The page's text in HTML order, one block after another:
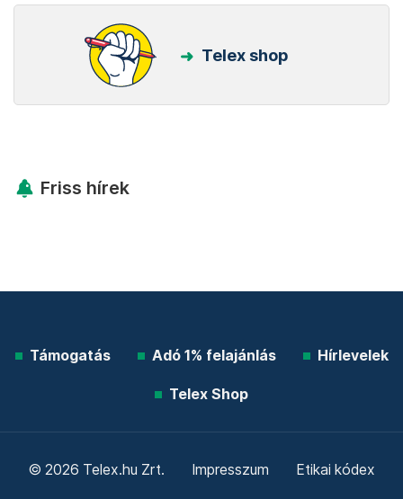
Telex shop
Friss hírek
Támogatás Adó 1% felajánlás Hírlevelek
Telex Shop
© 2026 Telex.hu Zrt. Impresszum Etikai kódex